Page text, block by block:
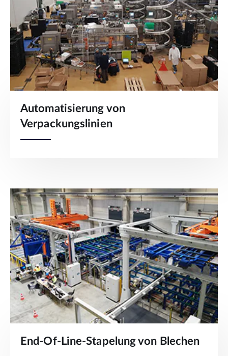
Automatisierung von
Verpackungslinien
End-Of-Line-Stapelung von Blechen